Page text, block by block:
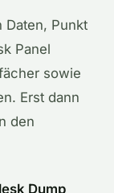
Daten, Punkt
Panel
sowie
Erst dann
den
Dump